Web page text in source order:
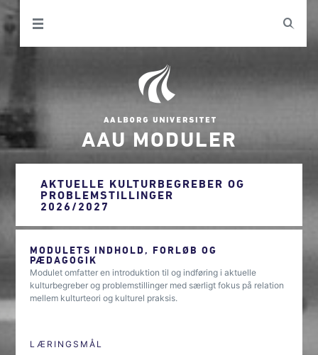
AAU MODULER
AKTUELLE KULTURBEGREBER OG
PROBLEMSTILLINGER
2026/2027
MODULETS INDHOLD, FORLØB OG
PÆDAGOGIK
Modulet omfatter en introduktion til og indføring i aktuelle
kulturbegreber og problemstillinger med særligt fokus på relation
mellem kulturteori og kulturel praksis.
LÆRINGSMÅL